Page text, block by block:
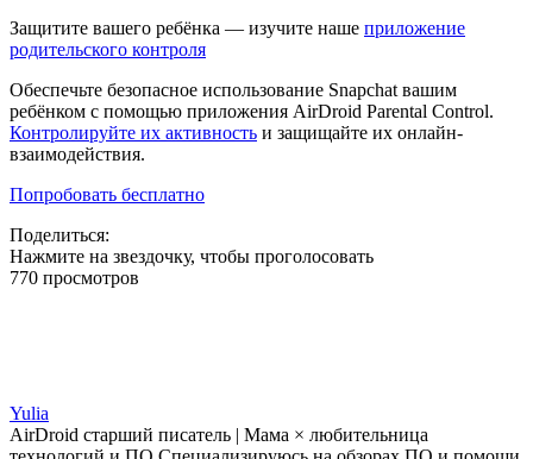
Защитите вашего ребёнка — изучите наше приложение
родительского контроля
Обеспечьте безопасное использование Snapchat вашим
ребёнком с помощью приложения AirDroid Parental Control.
Контролируйте их активность и защищайте их онлайн-
взаимодействия.
Попробовать бесплатно
Поделиться:
Нажмите на звездочку, чтобы проголосовать
770 просмотров
Yulia
AirDroid старший писатель | Мама × любительница